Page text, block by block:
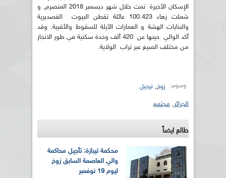
الإسكان الأخيرة تمت خلال شهر ديسمبر 2018 المنصرم, و
شملت زهاء 100.423 عائلة تقطن البيوت القصديرية
والبنايات الهشة و العمارات الآيلة للسقوط والأقبية. وقد
أكد الوالي حينها عن 420 ألف وحدة سكنية في طور الانجاز
من مختلف الصيغ عبر تراب الولاية.
وسوم: زوخ, ترحيل
الجزائر, مجتمع
طالع ايضاً
محكمة تيبازة: تأجيل محاكمة
والي العاصمة السابق زوخ
ليوم 19 نوفمبر